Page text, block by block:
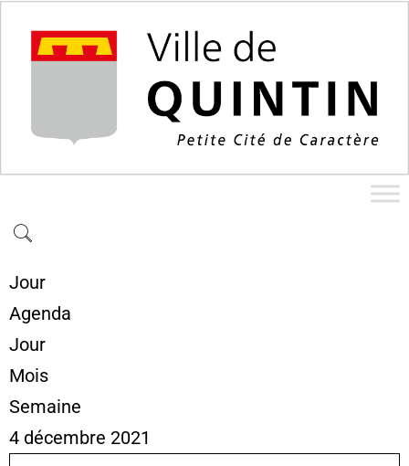
Jour
Agenda
Jour
Mois
Semaine
4 décembre 2021